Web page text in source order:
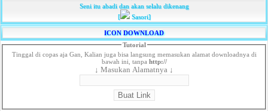
Seni itu abadi dan akan selalu dikenang
[
Sasori]
ICON DOWNLOAD
Tutorial
Tinggal di copas aja Gan, Kalian juga bisa langsung memasukan alamat downloadnya di
bawah ini, tanpa http://
↓ Masukan Alamatnya ↓